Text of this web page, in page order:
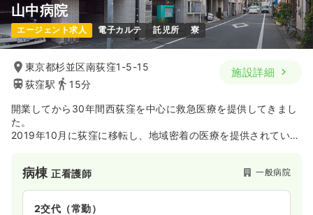
山中病院
エージェント求人 電子カルテ 託児所 寮
東京都杉並区南荻窪1-5-15
荻窪駅
15分
施設詳細
開業してから30年間西荻窪を中心に救急医療を提供してきまし
た。
2019年10月に荻窪に移転し、地域密着の医療を提供されている
病棟正看護師 一般病院
2交代（常勤）